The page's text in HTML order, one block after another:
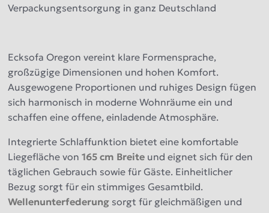
Verpackungsentsorgung in ganz Deutschland
Ecksofa Oregon vereint klare Formensprache,
großzügige Dimensionen und hohen Komfort.
Ausgewogene Proportionen und ruhiges Design fügen
sich harmonisch in moderne Wohnräume ein und
schaffen eine offene, einladende Atmosphäre.
Integrierte Schlaffunktion bietet eine komfortable
Liegefläche von165 cm Breite und eignet sich für den
täglichen Gebrauch sowie für Gäste. Einheitlicher
Bezug sorgt für ein stimmiges Gesamtbild.
Wellenunterfederung sorgt für gleichmäßigen und